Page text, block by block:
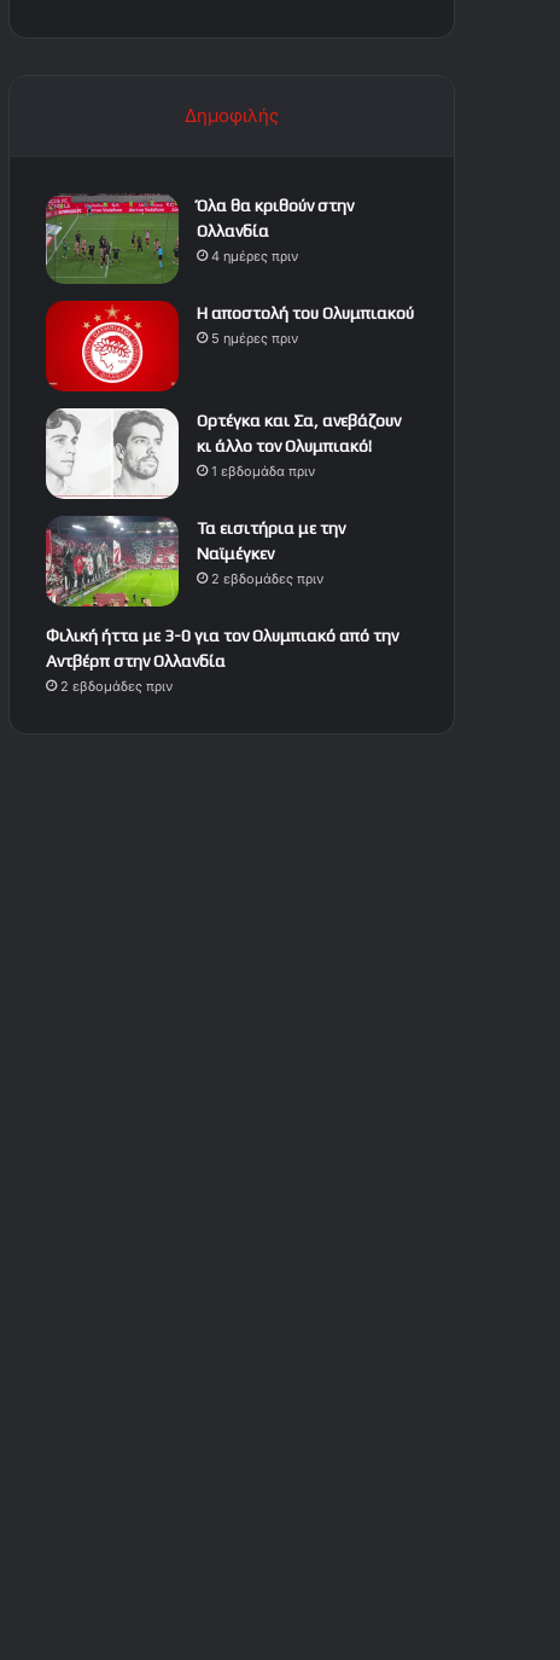
Δημοφιλής
Όλα θα κριθούν στην
Ολλανδία
4 ημέρες πριν
Η αποστολή του Ολυμπιακού
5 ημέρες πριν
Ορτέγκα και Σα, ανεβάζουν
κι άλλο τον Ολυμπιακό!
1 εβδομάδα πριν
Τα εισιτήρια με την
Ναϊμέγκεν
2 εβδομάδες πριν
Φιλική ήττα με 3-0 για τον Ολυμπιακό από την
Αντβέρπ στην Ολλανδία
2 εβδομάδες πριν